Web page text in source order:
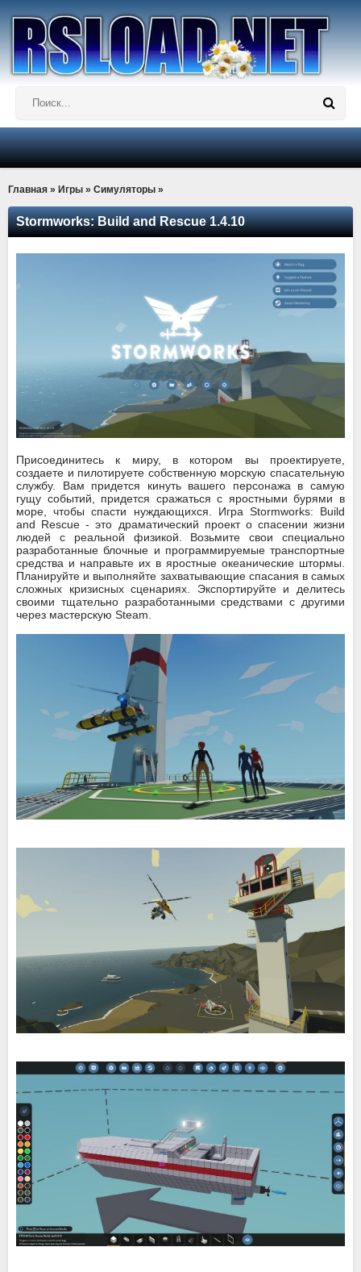
Главная » Игры » Симуляторы »
Stormworks: Build and Rescue 1.4.10
Присоединитесь к миру, в котором вы проектируете,
создаете и пилотируете собственную морскую спасательную
службу. Вам придется кинуть вашего персонажа в самую
гущу событий, придется сражаться с яростными бурями в
море, чтобы спасти нуждающихся. Игра Stormworks: Build
and Rescue - это драматический проект о спасении жизни
людей с реальной физикой. Возьмите свои специально
разработанные блочные и программируемые транспортные
средства и направьте их в яростные океанические штормы.
Планируйте и выполняйте захватывающие спасания в самых
сложных кризисных сценариях. Экспортируйте и делитесь
своими тщательно разработанными средствами с другими
через мастерскую Steam.